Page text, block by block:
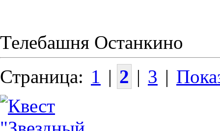
Телебашня Останкино
Страница: 1 | 2 | 3 |